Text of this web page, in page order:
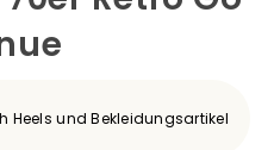
Heels und Bekleidungsartikel